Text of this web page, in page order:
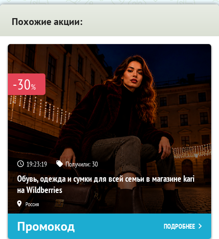
Похожие акции:
-30%
19:23:18 Получили: 30
Обувь, одежда и сумки для всей семьи в магазине kari
на Wildberries
Россия
Промокод ПОДРОБНЕЕ